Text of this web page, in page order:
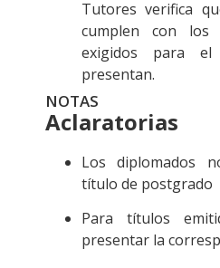
Tutores verifica
cumplen con los
exigidos para
presentan.
NOTAS
Aclaratorias
Los diplomados
título de postgrado
Para títulos
presentar la